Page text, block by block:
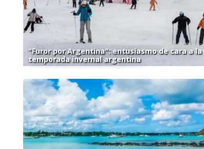
"Furor por Argentina": entusiasmo de cara a la
temporada invernal argentina